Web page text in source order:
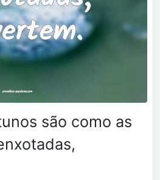
são como as